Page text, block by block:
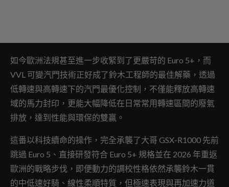
如今歐洲法規甚至進一步收緊到了更嚴苛的 Euro 5+，而
VVL 可變汽門技術正好成了鈴木工程師的最佳解藥，透過
低轉速與高轉速下的汽門最優化控制，不僅能釋放高轉速
域的馬力封印，更能大幅降低在日常常用轉速區間的廢氣
排放，達到性能與環保的雙贏。
這番以科技續命的操作，完全承襲了大哥 GSX-R1000 先前
跳過 Euro 5、直接研發符合 Euro 5+ 規格並在 2026 年重返
歐洲的戰略步伐，即便動力的調校性格依然承襲鈴木一貫
的中低速好騎、線性柔順特質，但極速表現與再加速力道